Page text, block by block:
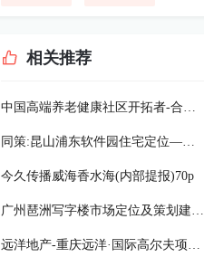
相关推荐
中国高端养老健康社区开拓者-合众“健康谷” 汇报53p
同策:昆山浦东软件园住宅定位—建筑风格135P
今久传播威海香水海(内部提报)70p
广州琶洲写字楼市场定位及策划建议38p
远洋地产-重庆远洋·国际高尔夫项目定位全案381p